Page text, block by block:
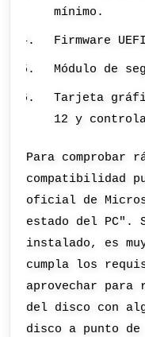
mínimo.
Firmware
Módulo de
Tarjeta
12 y
Para comprobar
compatibilidad
oficial de
estado del PC".
instalado, es
cumpla los
aprovechar
del disco con
disco a punto